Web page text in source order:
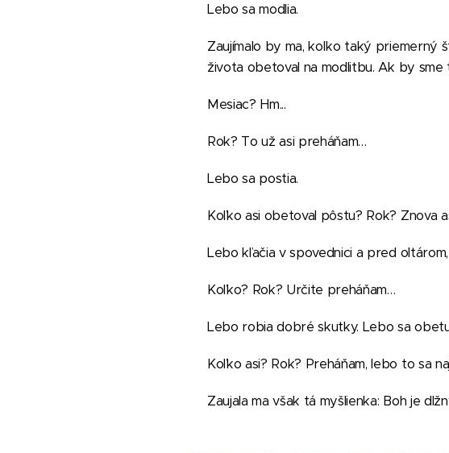
Lebo sa modlia.
Zaujímalo by ma, koľko taký priemerný
života obetoval na modlitbu. Ak by
Mesiac? Hm...
Rok? To už asi preháňam…
Lebo sa postia.
Koľko asi obetoval pôstu? Rok? Znova
Lebo kľačia v spovednici a pred
Koľko? Rok? Určite preháňam…
Lebo robia dobré skutky. Lebo sa
Koľko asi? Rok? Preháňam, lebo to sa
Zaujala ma však tá myšlienka: Boh je